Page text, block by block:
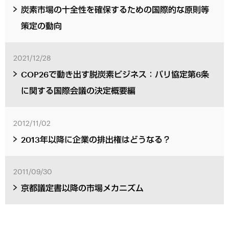
炭素市場の十全性を確保するための国際的な原則等
策定の動向
2021/12/28
COP26で動き出す脱炭素ビジネス：パリ協定第6条
に関する国際会議の決定概要編
2012/11/02
2013年以降に企業の排出権はどうなる？
2011/09/30
京都議定書以降の市場メカニズム